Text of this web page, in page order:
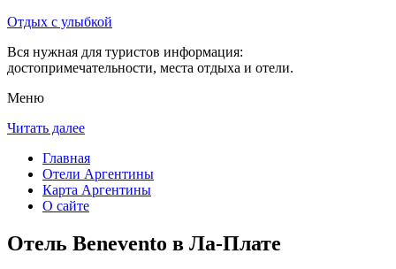
Отдых с улыбкой
Вся нужная для туристов информация:
достопримечательности, места отдыха и отели.
Меню
Читать далее
Главная
Отели Аргентины
Карта Аргентины
О сайте
Отель Benevento в Ла-Плате